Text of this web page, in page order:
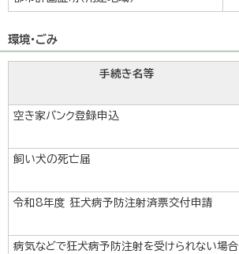
環境・ごみ
手続き名等
空き家バンク登録申込
飼い犬の死亡届
令和8年度 狂犬病予防注射済票交付申請
病気などで狂犬病予防注射を受けられない場合